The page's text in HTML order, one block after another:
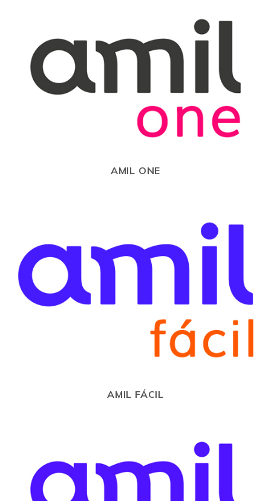
AMIL ONE
AMIL FÁCIL